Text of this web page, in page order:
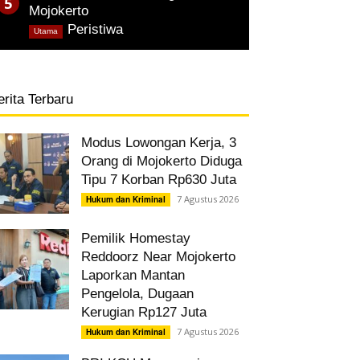
Mojokerto
Peristiwa,
Utama
Terbaru
Modus Lowongan Kerja, 3
Orang di Mojokerto Diduga
Tipu 7 Korban Rp630 Juta
Hukum dan Kriminal 7 Agustus 2026
Pemilik Homestay
Reddoorz Near Mojokerto
Laporkan Mantan
Pengelola, Dugaan
Kerugian Rp127 Juta
Hukum dan Kriminal 7 Agustus 2026